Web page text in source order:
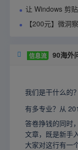
让 Windows 剪
【200元】微洞
信息流 90海外

我们是干什么的？
有多专业？从
答卷挣钱的同时
文章，既是新手
大家对这行有一